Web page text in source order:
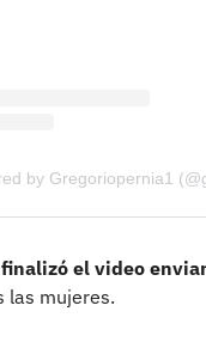
by Gregoriopernia1
finalizó el video
las mujeres.